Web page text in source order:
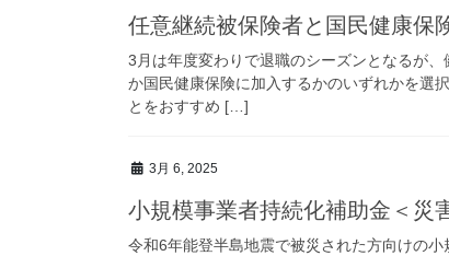
任意継続被保険者と国民健康保
3月は年度変わりで退職のシーズンとなるが
か国民健康保険に加入するかのいずれかを選
とをおすすめ […]
3月 6, 2025
小規模事業者持続化補助金＜災
令和6年能登半島地震で被災された方向けの